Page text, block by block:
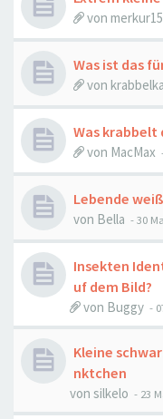
von
Was ist das
von
Was krabbelt
von MacMax
Lebende
von Bella -30
Insekten
uf dem Bild?
von Buggy -
Kleine
nktchen
von silkelo - 23